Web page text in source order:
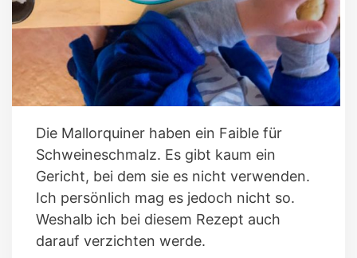
Die Mallorquiner haben ein Faible für
Schweineschmalz. Es gibt kaum ein
Gericht, bei dem sie es nicht verwenden.
Ich persönlich mag es jedoch nicht so.
Weshalb ich bei diesem Rezept auch
darauf verzichten werde.